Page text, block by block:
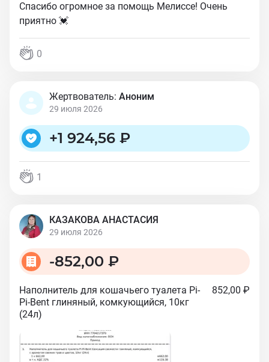
Спасибо огромное за помощь Мелиссе! Очень
приятно 💓
0
Жертвователь: Аноним
29 июля 2026
+1 924,56 ₽
1
КАЗАКОВА АНАСТАСИЯ
29 июля 2026
-852,00 ₽
Наполнитель для кошачьего туалета Pi-
Pi-Bent глиняный, комкующийся, 10кг
(24л)
852,00 ₽